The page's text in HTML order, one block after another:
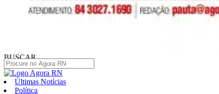
BUSCAR
Últimas Notícias
Política